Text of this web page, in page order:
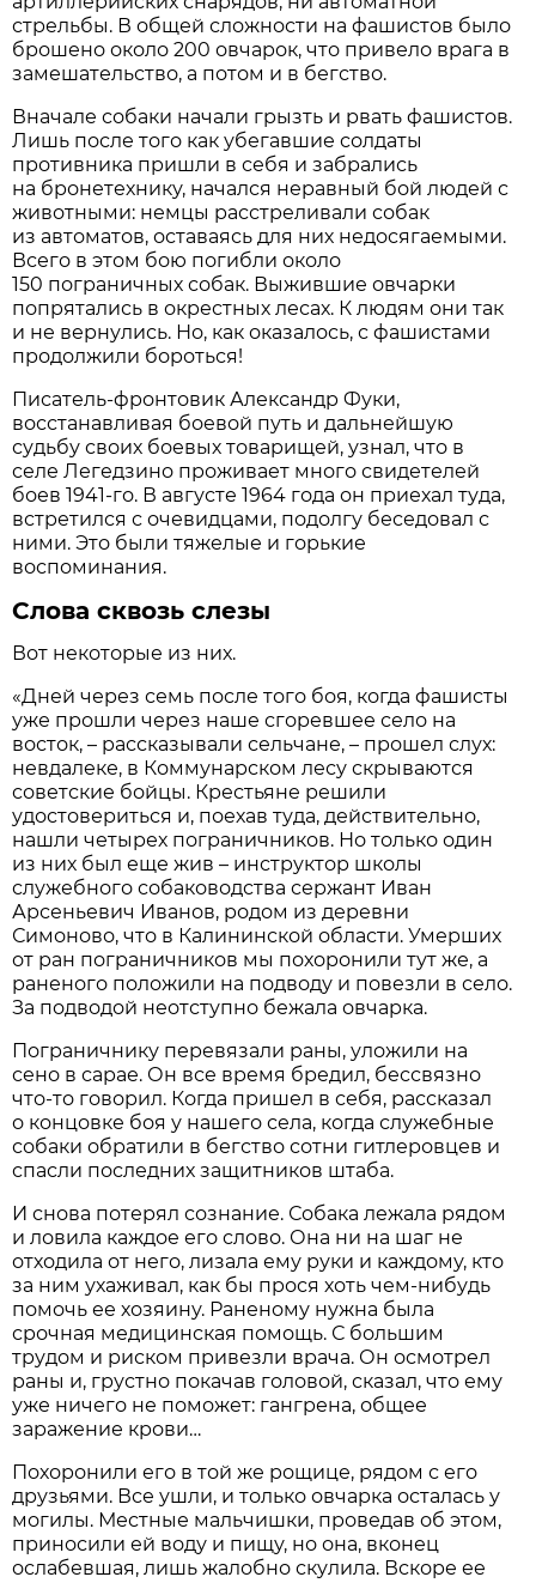
стрельбы. В общей сложности на фашистов было
брошено около 200 овчарок, что привело врага в
замешательство, а потом и в бегство.
Вначале собаки начали грызть и рвать фашистов.
Лишь после того как убегавшие солдаты
противника пришли в себя и забрались
на бронетехнику, начался неравный бой людей с
животными: немцы расстреливали собак
из автоматов, оставаясь для них недосягаемыми.
Всего в этом бою погибли около
150 пограничных собак. Выжившие овчарки
попрятались в окрестных лесах. К людям они так
и не вернулись. Но, как оказалось, с фашистами
продолжили бороться!
Писатель-фронтовик Александр Фуки,
восстанавливая боевой путь и дальнейшую
судьбу своих боевых товарищей, узнал, что в
селе Легедзино проживает много свидетелей
боев 1941-го. В августе 1964 года он приехал туда,
встретился с очевидцами, подолгу беседовал с
ними. Это были тяжелые и горькие
воспоминания.
Слова сквозь слезы
Вот некоторые из них.
«Дней через семь после того боя, когда фашисты
уже прошли через наше сгоревшее село на
восток, – рассказывали сельчане, – прошел слух:
невдалеке, в Коммунарском лесу скрываются
советские бойцы. Крестьяне решили
удостовериться и, поехав туда, действительно,
нашли четырех пограничников. Но только один
из них был еще жив – инструктор школы
служебного собаководства сержант Иван
Арсеньевич Иванов, родом из деревни
Симоново, что в Калининской области. Умерших
от ран пограничников мы похоронили тут же, а
раненого положили на подводу и повезли в село.
За подводой неотступно бежала овчарка.
Пограничнику перевязали раны, уложили на
сено в сарае. Он все время бредил, бессвязно
что-то говорил. Когда пришел в себя, рассказал
о концовке боя у нашего села, когда служебные
собаки обратили в бегство сотни гитлеровцев и
спасли последних защитников штаба.
И снова потерял сознание. Собака лежала рядом
и ловила каждое его слово. Она ни на шаг не
отходила от него, лизала ему руки и каждому, кто
за ним ухаживал, как бы прося хоть чем-нибудь
помочь ее хозяину. Раненому нужна была
срочная медицинская помощь. С большим
трудом и риском привезли врача. Он осмотрел
раны и, грустно покачав головой, сказал, что ему
уже ничего не поможет: гангрена, общее
заражение крови…
Похоронили его в той же рощице, рядом с его
друзьями. Все ушли, и только овчарка осталась у
могилы. Местные мальчишки, проведав об этом,
приносили ей воду и пищу, но она, вконец
ослабевшая, лишь жалобно скулила. Вскоре ее